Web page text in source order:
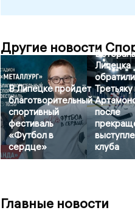
Другие новости
В Липецке пройдёт
благотворительный
спортивный
фестиваль
«Футбол в
сердце»
Липецка
Третьяку
после
клуба
Главные новости